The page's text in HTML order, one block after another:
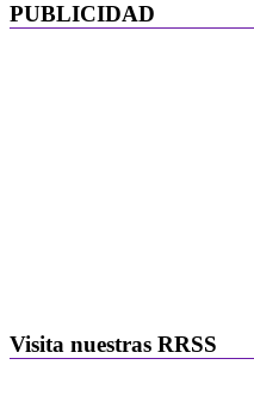
PUBLICIDAD
Visita nuestras RRSS